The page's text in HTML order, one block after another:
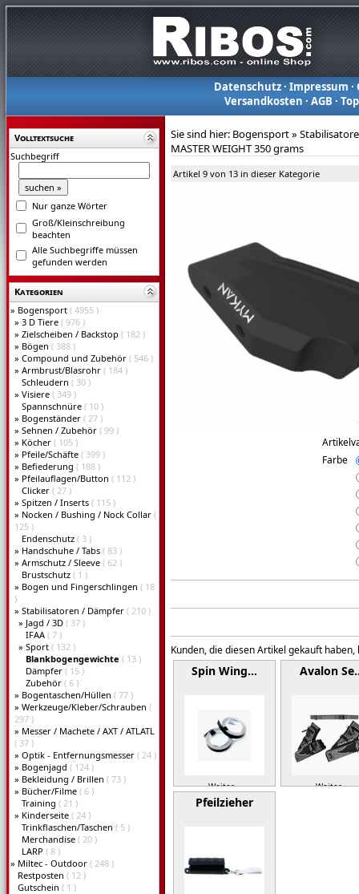
Datenschutz· Impressum ·
Versandkosten ·AGB ·
Volltextsuche
Suchbegriff
Nur ganze Wörter
Groß/Kleinschreibung
beachten
Alle Suchbegriffe müssen
gefunden werden
Kategorien
» Bogensport ( 4955 )
» 3 D Tiere ( 976 )
» Zielscheiben / Backstop ( 182 )
» Bögen ( 388 )
» Compound und Zubehör ( 546 )
» Armbrust/Blasrohr ( 184 )
Schleudern ( 30 )
» Visiere ( 349 )
Spannschnüre ( 10 )
» Bogenständer ( 27 )
» Sehnen / Zubehör ( 99 )
» Köcher ( 105 )
» Pfeile/Schäfte ( 399 )
» Befiederung ( 188 )
» Pfeilauflagen/Button ( 112 )
Clicker ( 27 )
» Spitzen / Inserts ( 115 )
» Nocken / Bushing / Nock Collar (
125 )
Endenschutz ( 3 )
» Handschuhe / Tabs ( 83 )
» Armschutz / Sleeve ( 62 )
Brustschutz ( 1 )
» Bogen und Fingerschlingen ( 18
)
» Stabilisatoren / Dämpfer ( 210 )
» Jagd / 3D ( 37 )
IFAA ( 7 )
» Sport ( 132 )
Blankbogengewichte ( 13 )
Dämpfer ( 15 )
Zubehör ( 6 )
» Bogentaschen/Hüllen ( 77 )
» Werkzeuge/Kleber/Schrauben (
297 )
» Messer / Machete / AXT / ATLATL
( 37 )
» Optik - Entfernungsmesser ( 24 )
» Bogenjagd ( 124 )
» Bekleidung / Brillen ( 73 )
» Bücher/Filme ( 6 )
Training ( 21 )
» Kinderseite ( 24 )
Trinkflaschen/Taschen ( 5 )
Merchandise ( 20 )
LARP ( 8 )
» Miltec - Outdoor ( 248 )
Restposten ( 12 )
Gutschein ( 1 )
Sie sind hier: Bogensport»
MASTER WEIGHT 350 grams
Artikel 9 von 13 in dieser Kategorie
Farbe
Kunden, die diesen Artikel gekauft haben,
Spin Wing…
Weiter »
Avalon
Weiter »
Pfeilzieher